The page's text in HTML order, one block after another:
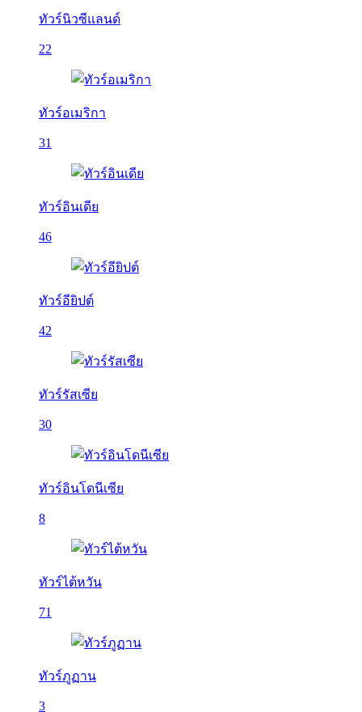
ทัวร์นิวซีแลนด์
22
ทัวร์อเมริกา
31
ทัวร์อินเดีย
46
ทัวร์อียิปต์
42
ทัวร์รัสเซีย
30
ทัวร์อินโดนีเซีย
8
ทัวร์ไต้หวัน
71
ทัวร์ภูฏาน
3